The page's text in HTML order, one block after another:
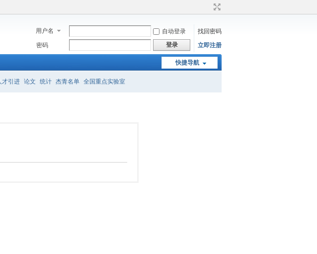
用户名 自动登录
找回密码
密码
登录 立即注册
快捷导航
才引进 论文 统计 杰青名单 全国重点实验室